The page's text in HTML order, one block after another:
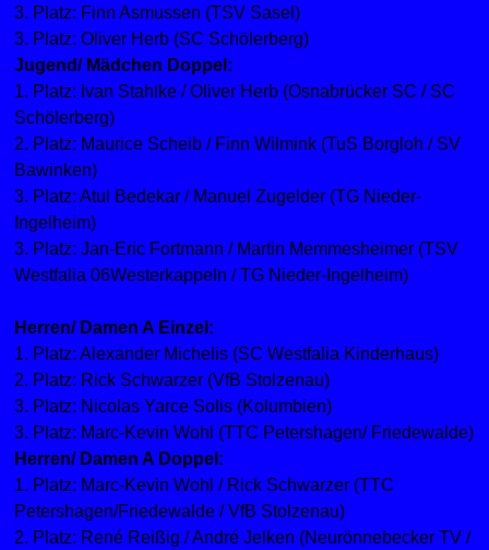
3. Platz: Finn Asmussen (TSV Sasel)
3. Platz: Oliver Herb (SC Schölerberg)
Jugend/ Mädchen Doppel:
1. Platz: Ivan Stahlke / Oliver Herb (Osnabrücker SC / SC
Schölerberg)
2. Platz: Maurice Scheib / Finn Wilmink (TuS Borgloh / SV
Bawinken)
3. Platz: Atul Bedekar / Manuel Zugelder (TG Nieder-
Ingelheim)
3. Platz: Jan-Eric Fortmann / Martin Memmesheimer (TSV
Westfalia 06Westerkappeln / TG Nieder-Ingelheim)
Herren/ Damen A Einzel:
1. Platz: Alexander Michelis (SC Westfalia Kinderhaus)
2. Platz: Rick Schwarzer (VfB Stolzenau)
3. Platz: Nicolas Yarce Solis (Kolumbien)
3. Platz: Marc-Kevin Wohl (TTC Petershagen/ Friedewalde)
Herren/ Damen A Doppel:
1. Platz: Marc-Kevin Wohl / Rick Schwarzer (TTC
Petershagen/Friedewalde / VfB Stolzenau)
2. Platz: René Reißig / André Jelken (Neurönnebecker TV /